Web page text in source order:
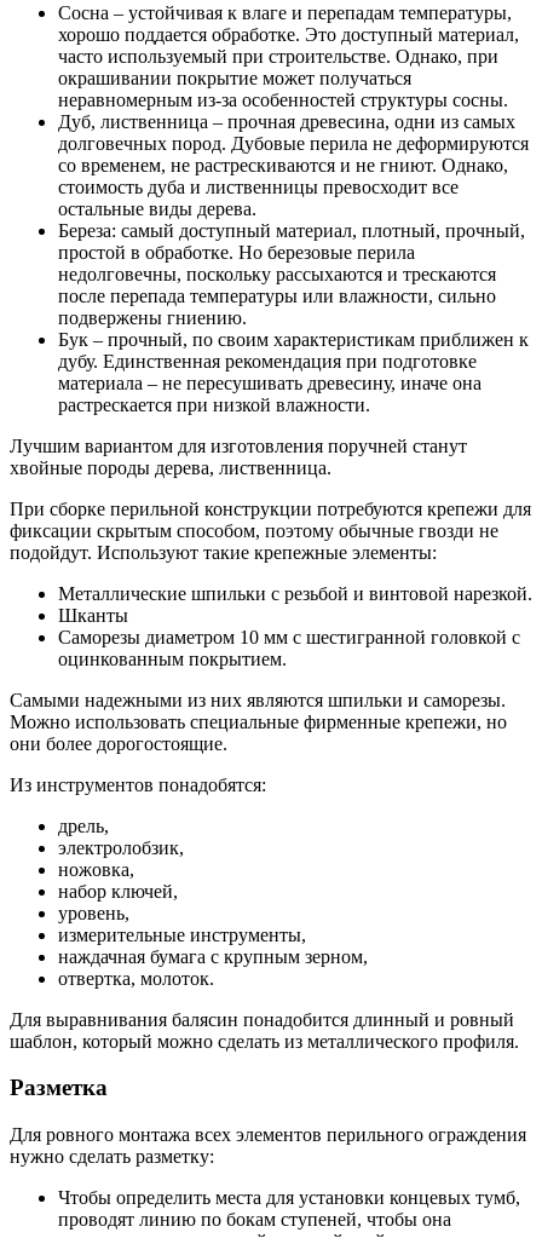
Сосна – устойчивая к влаге и перепадам температуры,
хорошо поддается обработке. Это доступный материал,
часто используемый при строительстве. Однако, при
окрашивании покрытие может получаться
неравномерным из-за особенностей структуры сосны.
Дуб, лиственница – прочная древесина, одни из самых
долговечных пород. Дубовые перила не деформируются
со временем, не растрескиваются и не гниют. Однако,
стоимость дуба и лиственницы превосходит все
остальные виды дерева.
Береза: самый доступный материал, плотный, прочный,
простой в обработке. Но березовые перила
недолговечны, поскольку рассыхаются и трескаются
после перепада температуры или влажности, сильно
подвержены гниению.
Бук – прочный, по своим характеристикам приближен к
дубу. Единственная рекомендация при подготовке
материала – не пересушивать древесину, иначе она
растрескается при низкой влажности.
Лучшим вариантом для изготовления поручней станут
хвойные породы дерева, лиственница.
При сборке перильной конструкции потребуются крепежи для
фиксации скрытым способом, поэтому обычные гвозди не
подойдут. Используют такие крепежные элементы:
Металлические шпильки с резьбой и винтовой нарезкой.
Шканты
Саморезы диаметром 10 мм с шестигранной головкой с
оцинкованным покрытием.
Самыми надежными из них являются шпильки и саморезы.
Можно использовать специальные фирменные крепежи, но
они более дорогостоящие.
Из инструментов понадобятся:
дрель,
электролобзик,
ножовка,
набор ключей,
уровень,
измерительные инструменты,
наждачная бумага с крупным зерном,
отвертка, молоток.
Для выравнивания балясин понадобится длинный и ровный
шаблон, который можно сделать из металлического профиля.
Разметка
Для ровного монтажа всех элементов перильного ограждения
нужно сделать разметку:
Чтобы определить места для установки концевых тумб,
проводят линию по бокам ступеней, чтобы она